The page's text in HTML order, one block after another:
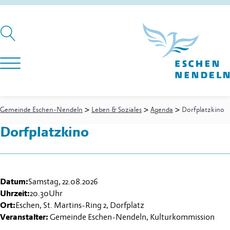
Gemeinde Eschen-Nendeln > Leben & Soziales > Agenda > Dorfplatzkino
Dorfplatzkino
Datum:Samstag, 22.08.2026
Uhrzeit:20.30Uhr
Ort:Eschen, St. Martins-Ring 2, Dorfplatz
Veranstalter: Gemeinde Eschen-Nendeln, Kulturkommission